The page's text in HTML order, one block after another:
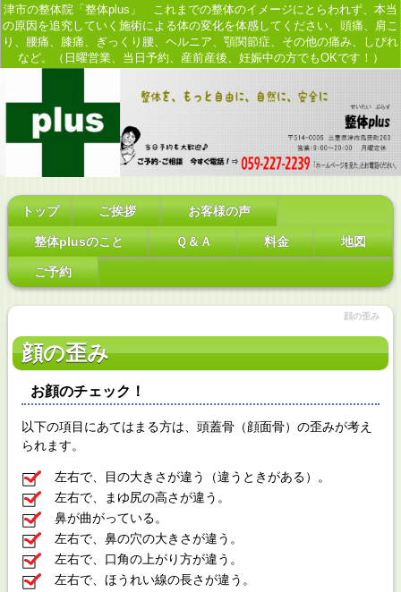
津市の整体院「整体plus」 これまでの整体のイメージにとらわれず、本当
の原因を追究していく施術による体の変化を体感してください。頭痛、肩こ
り、腰痛、膝痛、ぎっくり腰、ヘルニア、顎関節症、その他の痛み、しびれ
など。（日曜営業、当日予約、産前産後、妊娠中の方でもOKです！）
トップ ご挨拶 お客様の声
整体plusのこと Ｑ＆Ａ 料金 地図
ご予約
顔の歪み
顔の歪み
お顔のチェック！
以下の項目にあてはまる方は、頭蓋骨（顔面骨）の歪みが考え
られます。
左右で、目の大きさが違う（違うときがある）。
左右で、まゆ尻の高さが違う。
鼻が曲がっている。
左右で、鼻の穴の大きさが違う。
左右で、口角の上がり方が違う。
左右で、ほうれい線の長さが違う。